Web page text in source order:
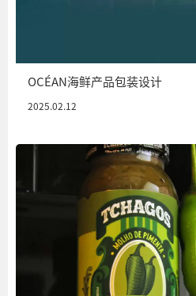
OCÉAN海鲜产品包装设计
2025.02.12